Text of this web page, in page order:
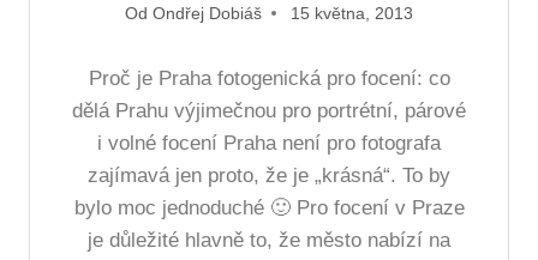
Od Ondřej Dobiáš 15 května, 2013
Proč je Praha fotogenická pro focení: co
dělá Prahu výjimečnou pro portrétní, párové
i volné focení Praha není pro fotografa
zajímavá jen proto, že je „krásná“. To by
bylo moc jednoduché 🙂 Pro focení v Praze
je důležité hlavně to, že město nabízí na